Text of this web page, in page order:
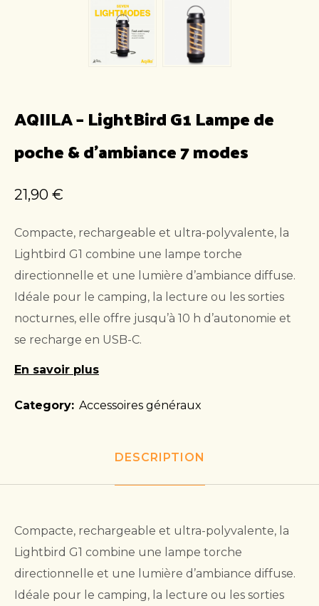
AQIILA – LightBird G1 Lampe de
poche & d’ambiance 7 modes
21,90 €
Compacte, rechargeable et ultra-polyvalente, la
Lightbird G1 combine une lampe torche
directionnelle et une lumière d’ambiance diffuse.
Idéale pour le camping, la lecture ou les sorties
nocturnes, elle offre jusqu’à 10 h d’autonomie et
se recharge en USB-C.
En savoir plus
Category: Accessoires généraux
DESCRIPTION
Compacte, rechargeable et ultra-polyvalente, la
Lightbird G1 combine une lampe torche
directionnelle et une lumière d’ambiance diffuse.
Idéale pour le camping, la lecture ou les sorties